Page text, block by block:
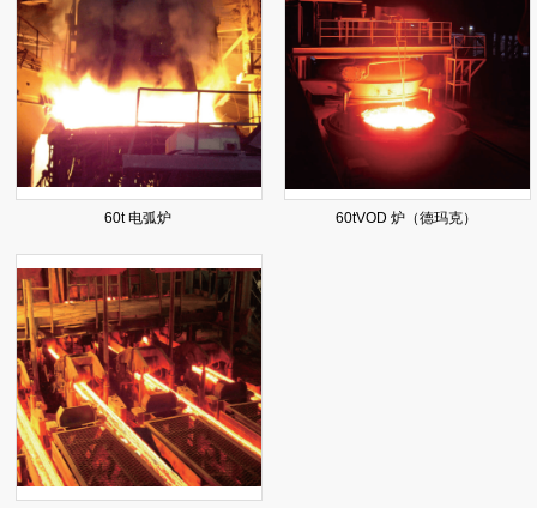
60t 电弧炉 60tVOD 炉（德玛克）